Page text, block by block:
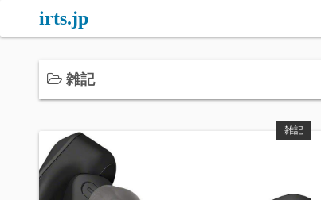
irts.jp
雑記
雑記